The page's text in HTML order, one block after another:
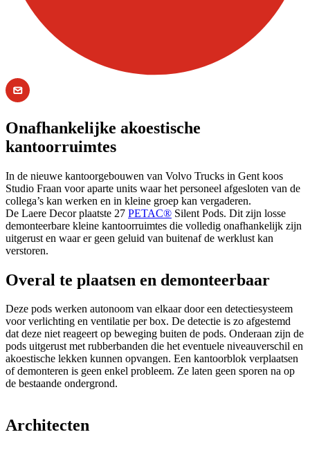
Onafhankelijke akoestische
kantoorruimtes
In de nieuwe kantoorgebouwen van Volvo Trucks in Gent koos
Studio Fraan voor aparte units waar het personeel afgesloten van de
collega’s kan werken en in kleine groep kan vergaderen.
De Laere Decor plaatste 27 PETAC® Silent Pods. Dit zijn losse
demonteerbare kleine kantoorruimtes die volledig onafhankelijk zijn
uitgerust en waar er geen geluid van buitenaf de werklust kan
verstoren.
Overal te plaatsen en demonteerbaar
Deze pods werken autonoom van elkaar door een detectiesysteem
voor verlichting en ventilatie per box. De detectie is zo afgestemd
dat deze niet reageert op beweging buiten de pods. Onderaan zijn de
pods uitgerust met rubberbanden die het eventuele niveauverschil en
akoestische lekken kunnen opvangen. Een kantoorblok verplaatsen
of demonteren is geen enkel probleem. Ze laten geen sporen na op
de bestaande ondergrond.
Architecten